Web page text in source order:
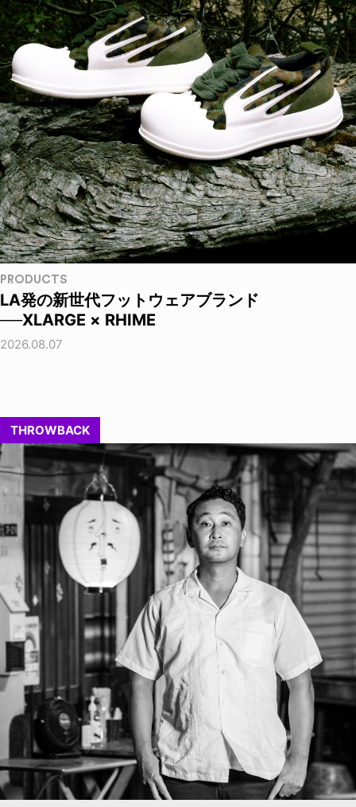
PRODUCTS
LA発の新世代フットウェアブランド
──XLARGE × RHIME
2026.08.07
THROWBACK